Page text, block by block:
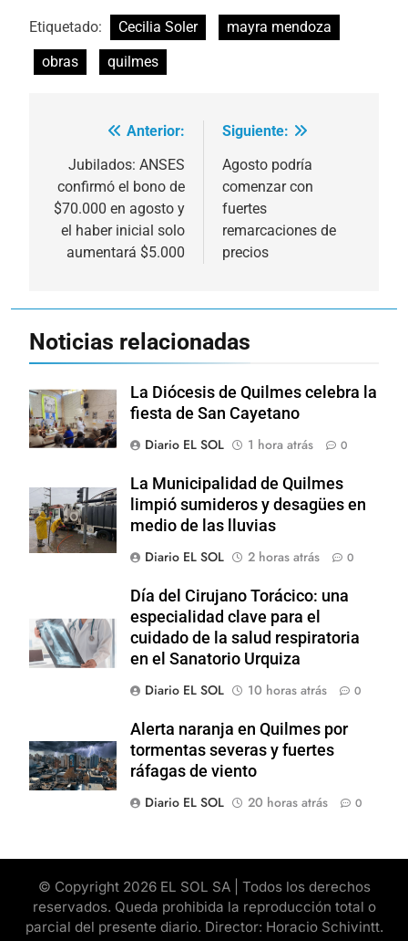
Etiquetado: Cecilia Soler
mayra mendoza
obras
quilmes
Navegación
de
entradas
Anterior:
Jubilados: ANSES
confirmó el bono de
$70.000 en agosto y
el haber inicial solo
aumentará $5.000
Siguiente:
Agosto podría
comenzar con
fuertes
remarcaciones de
precios
Noticias relacionadas
La Diócesis de Quilmes celebra la
fiesta de San Cayetano
Diario EL SOL
1 hora atrás 0
La Municipalidad de Quilmes
limpió sumideros y desagües en
medio de las lluvias
Diario EL SOL
2 horas atrás 0
Día del Cirujano Torácico: una
especialidad clave para el
cuidado de la salud respiratoria
en el Sanatorio Urquiza
Diario EL SOL
10 horas atrás 0
Alerta naranja en Quilmes por
tormentas severas y fuertes
ráfagas de viento
Diario EL SOL
20 horas atrás 0
© Copyright 2026 EL SOL SA | Todos los derechos
reservados. Queda prohibida la reproducción total o
parcial del presente diario. Director: Horacio Schivintt.